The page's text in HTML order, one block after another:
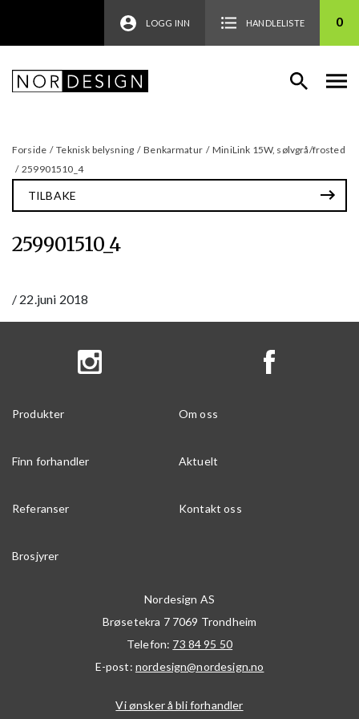
LOGG INN HANDLELISTE 0
Forside / Teknisk belysning / Benkarmatur / MiniLink 15W, sølvgrå/frosted
/ 259901510_4
TILBAKE
259901510_4
/ 22.juni 2018
Produkter Om oss
Finn forhandler Aktuelt
Referanser Kontakt oss
Brosjyrer
Nordesign AS
Brøsetekra 7 7069 Trondheim
Telefon: 73 84 95 50
E-post: nordesign@nordesign.no
Vi ønsker å bli forhandler